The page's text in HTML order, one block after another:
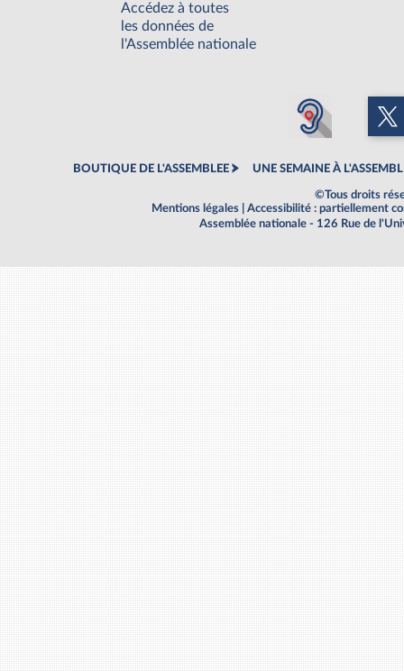
Accédez à toutes
les données de
l'Assemblée nationale
BOUTIQUE DE L'ASSEMBLEE UNE SEMAINE À
©Tous droits
Mentions légales
Accessibilité : partiellement
Assemblée nationale - 126 Rue de